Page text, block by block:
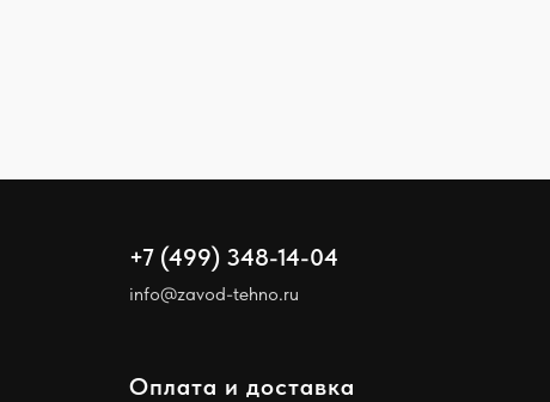
+7 (499) 348-14-04
info@zavod-tehno.ru
Оплата и доставка